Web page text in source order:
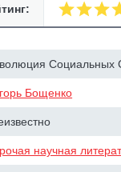
Социальных
Бощенко
научная